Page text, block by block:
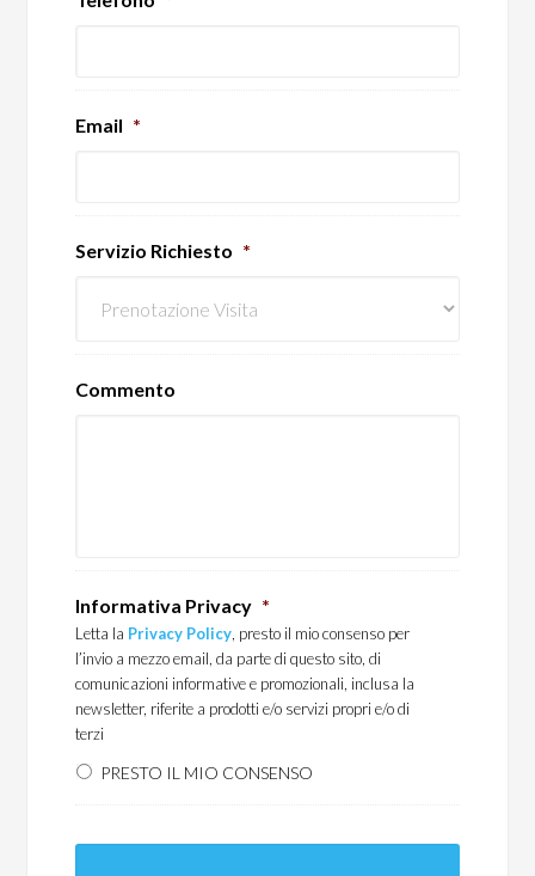
Email *
Servizio Richiesto *
Commento
Informativa Privacy *
Letta la Privacy Policy , presto il mio consenso per
l’invio a mezzo email, da parte di questo sito, di
comunicazioni informative e promozionali, inclusa la
newsletter, riferite a prodotti e/o servizi propri e/o di
terzi
PRESTO IL MIO CONSENSO